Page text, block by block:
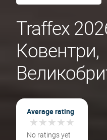
Traffex
Ковентри,
Average rating
★★★★★
★★★★★
No ratings yet